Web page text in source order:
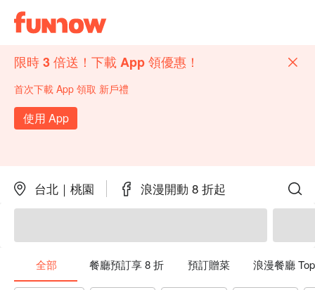
限時 3 倍送！下載 App 領優惠！
首次下載 App 領取 新戶禮
使用 App
台北｜桃園 浪漫開動 8 折起
全部 餐廳預訂享 8 折 預訂贈菜 浪漫餐廳